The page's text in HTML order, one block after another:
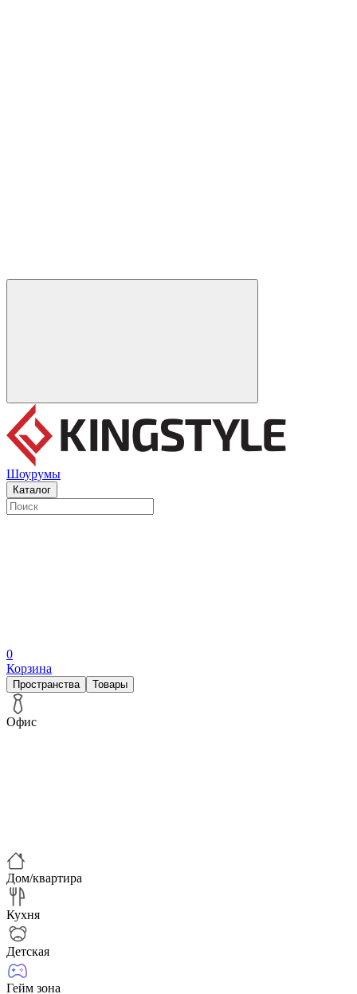
Шоурумы
Каталог
0
Корзина
Пространства Товары
Офис
Дом/квартира
Кухня
Детская
Гейм зона